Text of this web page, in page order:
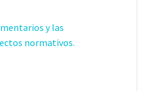
y las
normativos.